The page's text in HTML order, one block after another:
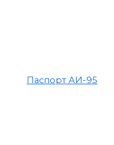
Паспорт АИ-95